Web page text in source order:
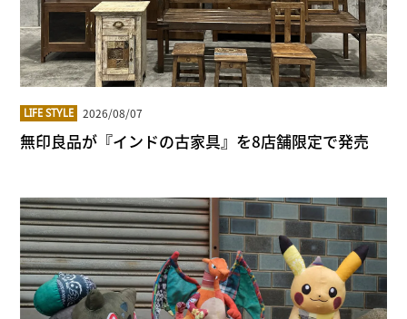
LIFE STYLE 2026/08/07
無印良品が『インドの古家具』を8店舗限定で発売